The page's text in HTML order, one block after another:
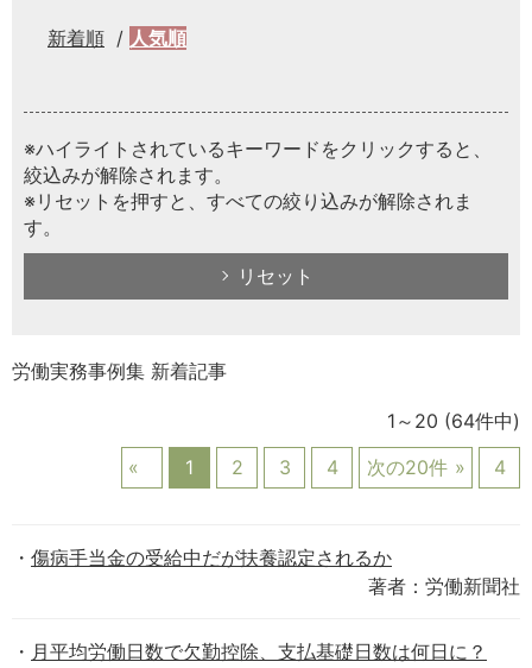
新着順 人気順
※ハイライトされているキーワードをクリックすると、
絞込みが解除されます。
※リセットを押すと、すべての絞り込みが解除されま
す。
リセット
労働実務事例集 新着記事
1～20 (64件中)
1
2 3 4 次の20件 4
傷病手当金の受給中だが扶養認定されるか
著者：労働新聞社
月平均労働日数で欠勤控除、支払基礎日数は何日に？